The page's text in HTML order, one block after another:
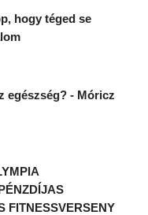
hogy téged se
egészség? - Móricz
FITNESSVERSENY